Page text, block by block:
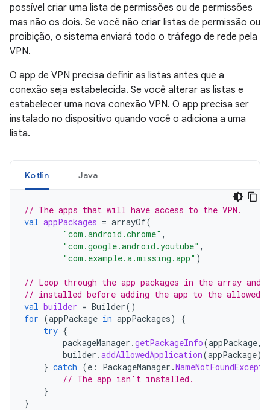
possível criar uma lista de permissões ou de permissões
mas não os dois. Se você não criar listas de permissão ou
proibição, o sistema enviará todo o tráfego de rede pela
VPN.
O app de VPN precisa definir as listas antes que a
conexão seja estabelecida. Se você alterar as listas e
estabelecer uma nova conexão VPN. O app precisa ser
instalado no dispositivo quando você o adiciona a uma
lista.
Kotlin Java
// The apps that will have access to the VPN.
val appPackages = arrayOf(
"com.android.chrome" ,
"com.google.android.youtube" ,
"com.example.a.missing.app" )
// Loop through the app packages in the array
// installed before adding the app to the
val builder = Builder()
for (appPackage in appPackages)
{
try {
packageManager .getPackageInfo(appPackage,
builder .addAllowedApplication(appPackage)
} catch (e : PackageManager .
// The app isn't installed.
}
}